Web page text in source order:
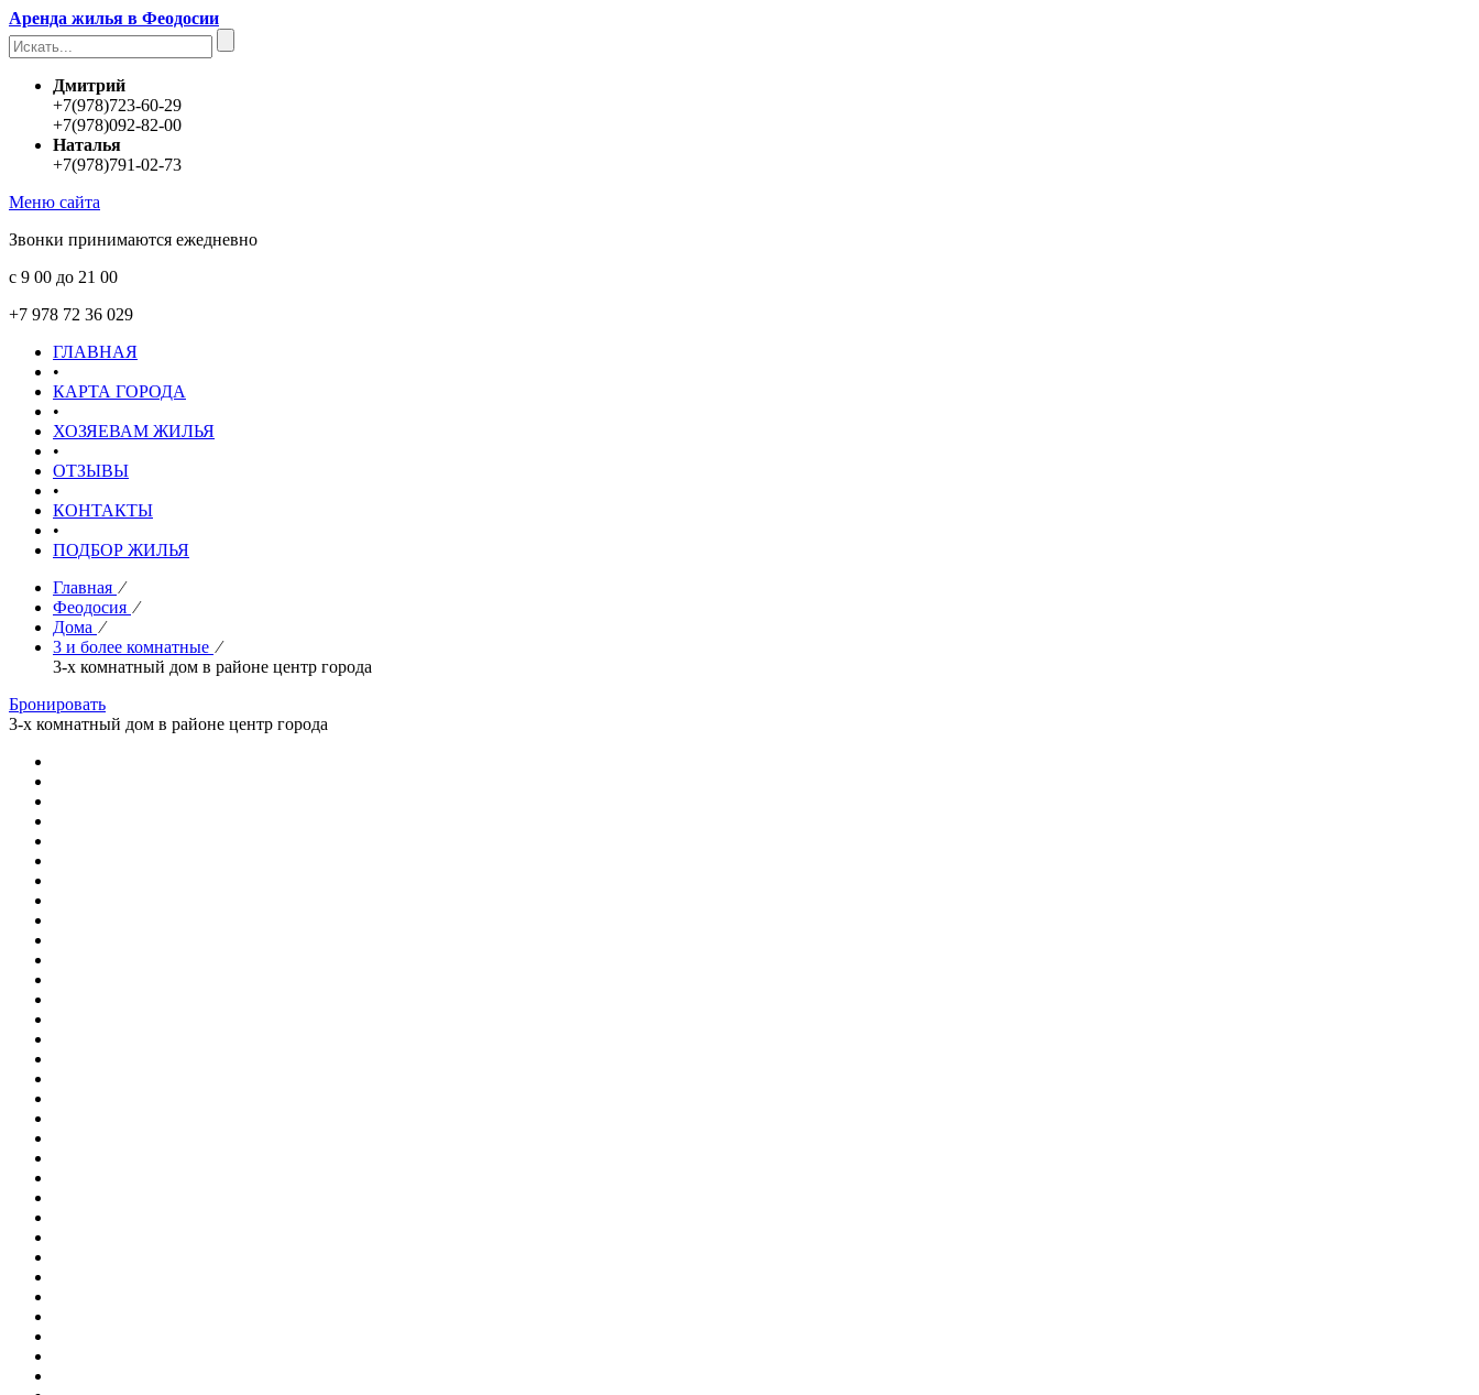
Аренда жилья в Феодосии
Дмитрий
+7(978)723-60-29
+7(978)092-82-00
Наталья
+7(978)791-02-73
Меню сайта
Звонки принимаются ежедневно
с 9 00 до 21 00
+7 978 72 36 029
ГЛАВНАЯ
•
КАРТА ГОРОДА
•
ХОЗЯЕВАМ ЖИЛЬЯ
•
ОТЗЫВЫ
•
КОНТАКТЫ
•
ПОДБОР ЖИЛЬЯ
Главная ⁄
Феодосия ⁄
Дома ⁄
3 и более комнатные ⁄
3-х комнатный дом в районе центр города
Бронировать
3-х комнатный дом в районе центр города